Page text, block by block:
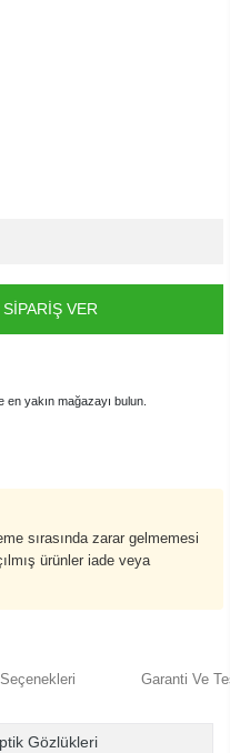
VER
yakın mağazayı bulun.
sırasında zarar gelmemesi
ürünler iade veya
Garanti Ve
Gözlükleri